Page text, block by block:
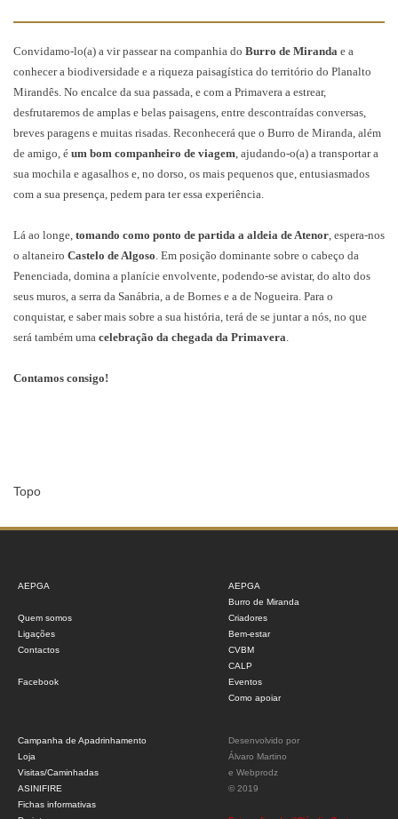
Convidamo-lo(a) a vir passear na companhia do Burro de Miranda e a
conhecer a biodiversidade e a riqueza paisagística do território do Planalto
Mirandês. No encalce da sua passada, e com a Primavera a estrear,
desfrutaremos de amplas e belas paisagens, entre descontraídas conversas,
breves paragens e muitas risadas. Reconhecerá que o Burro de Miranda, além
de amigo, é um bom companheiro de viagem, ajudando-o(a) a transportar a
sua mochila e agasalhos e, no dorso, os mais pequenos que, entusiasmados
com a sua presença, pedem para ter essa experiência.
Lá ao longe, tomando como ponto de partida a aldeia de Atenor, espera-nos
o altaneiro Castelo de Algoso. Em posição dominante sobre o cabeço da
Penenciada, domina a planície envolvente, podendo-se avistar, do alto dos
seus muros, a serra da Sanábria, a de Bornes e a de Nogueira. Para o
conquistar, e saber mais sobre a sua história, terá de se juntar a nós, no que
será também uma celebração da chegada da Primavera.
Contamos consigo!
Topo
AEPGA
Quem somos
Ligações
Contactos
Facebook
AEPGA
Burro de Miranda
Criadores
Bem-estar
CVBM
CALP
Eventos
Como apoiar
Campanha de Apadrinhamento
Loja
Visitas/Caminhadas
ASINIFIRE
Fichas informativas
Desenvolvido por
Álvaro Martino
e Webprodz
© 2019